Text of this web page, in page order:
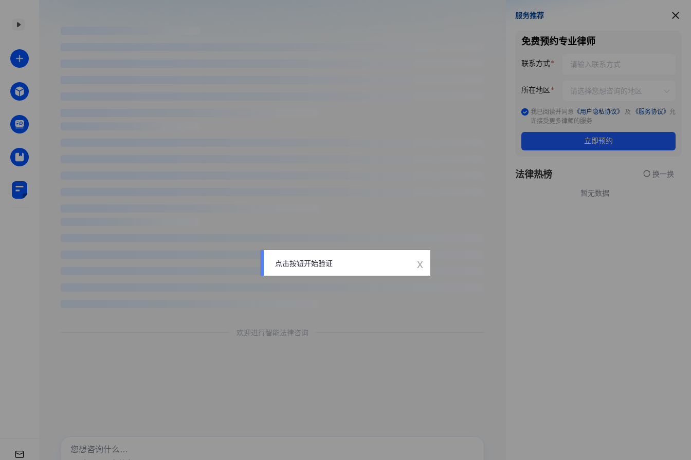
欢迎进行智能法律咨询
服务推荐
服务推荐
免费预约专业律师
联系方式
所在地区
我已阅读并同意 《用户隐私协议》 及 《服务协议》 允
许接受更多律师的服务
立即预约
法律热榜 换一换
暂无数据
点击按钮开始验证 x